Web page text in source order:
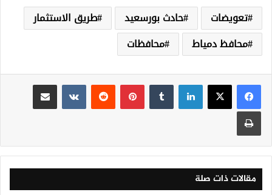
تعويضات حادث بورسعيد
طريق الاستثمار
محافظ دمياط
محافظات
لينكدإن بينتيريست
مقالات ذات صلة